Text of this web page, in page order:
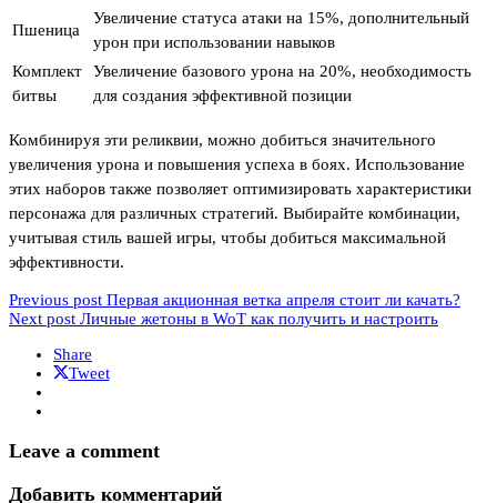
Пшеница
Увеличение статуса атаки на 15%, дополнительный
урон при использовании навыков
Комплект
битвы
Увеличение базового урона на 20%, необходимость
для создания эффективной позиции
Комбинируя эти реликвии, можно добиться значительного
увеличения урона и повышения успеха в боях. Использование
этих наборов также позволяет оптимизировать характеристики
персонажа для различных стратегий. Выбирайте комбинации,
учитывая стиль вашей игры, чтобы добиться максимальной
эффективности.
Previous post Первая акционная ветка апреля стоит ли качать?
Next post Личные жетоны в WoT как получить и настроить
Share
Tweet
Leave a comment
Добавить комментарий